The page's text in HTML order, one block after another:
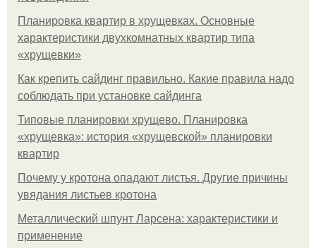
Планировка квартир в хрущевках. Основные
характеристики двухкомнатных квартир типа
«хрущевки»
Как крепить сайдинг правильно. Какие правила надо
соблюдать при установке сайдинга
Типовые планировки хрущево. Планировка
«хрущевка»: история «хрущевской» планировки
квартир
Почему у кротона опадают листья. Другие причины
увядания листьев кротона
Металлический шпунт Ларсена: характеристики и
применение